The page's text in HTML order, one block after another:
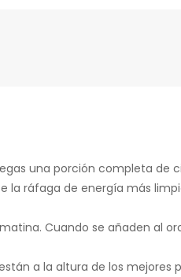
una porción completa de
la ráfaga de energía más
Cuando se añaden al
a la altura de los